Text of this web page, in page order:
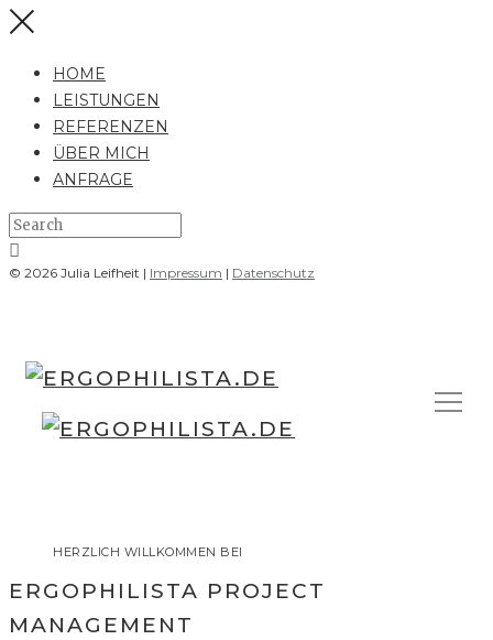
HOME
LEISTUNGEN
REFERENZEN
ÜBER MICH
ANFRAGE
© 2026 Julia Leifheit | Impressum | Datenschutz
HERZLICH WILLKOMMEN BEI
ERGOPHILISTA PROJECT
MANAGEMENT